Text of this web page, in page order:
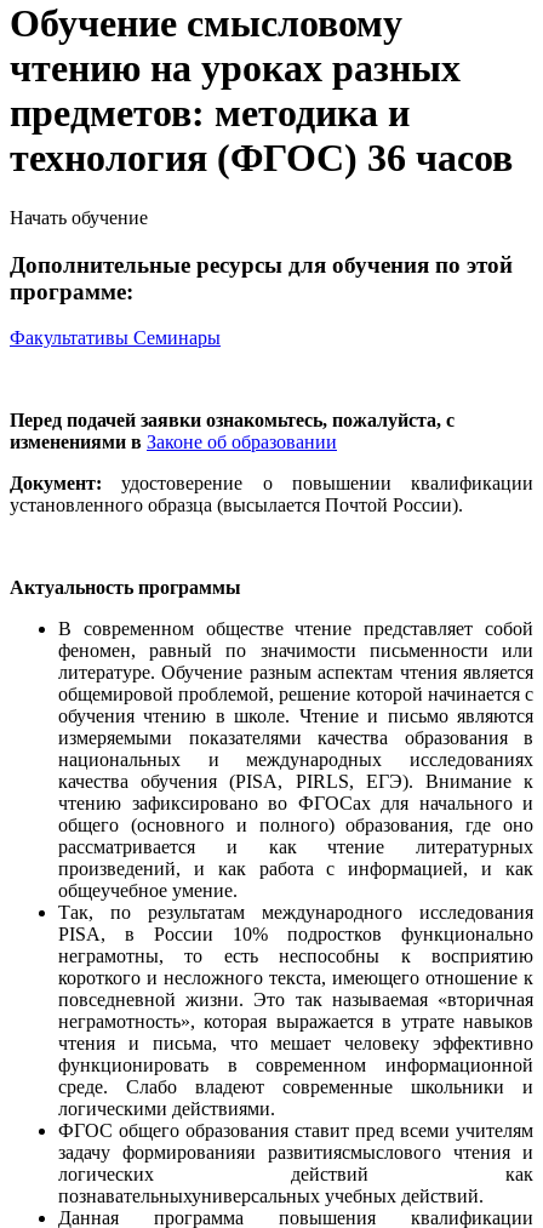
Обучение смысловому
чтению на уроках разных
предметов: методика и
технология (ФГОС) 36 часов
Начать обучение
Дополнительные ресурсы для обучения по этой
программе:
Факультативы Семинары
Перед подачей заявки ознакомьтесь, пожалуйста, с
изменениями в Законе об образовании
Документ: удостоверение о повышении квалификации
установленного образца (высылается Почтой России).
Актуальность программы
В современном обществе чтение представляет собой
феномен, равный по значимости письменности или
литературе. Обучение разным аспектам чтения является
общемировой проблемой, решение которой начинается с
обучения чтению в школе. Чтение и письмо являются
измеряемыми показателями качества образования в
национальных и международных исследованиях
качества обучения (PISA, PIRLS, ЕГЭ). Внимание к
чтению зафиксировано во ФГОСах для начального и
общего (основного и полного) образования, где оно
рассматривается и как чтение литературных
произведений, и как работа с информацией, и как
общеучебное умение.
Так, по результатам международного исследования
РISA, в России 10% подростков функционально
неграмотны, то есть неспособны к восприятию
короткого и несложного текста, имеющего отношение к
повседневной жизни. Это так называемая «вторичная
неграмотность», которая выражается в утрате навыков
чтения и письма, что мешает человеку эффективно
функционировать в современном информационной
среде. Слабо владеют современные школьники и
логическими действиями.
ФГОС общего образования ставит пред всеми учителям
задачу формированияи развитиясмыслового чтения и
логических действий как
познавательныхуниверсальных учебных действий.
Данная программа повышения квалификации